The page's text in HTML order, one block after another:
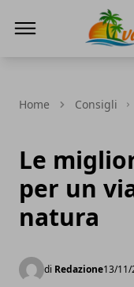
Home Consigli
Le
per un
natura
di Redazione13/